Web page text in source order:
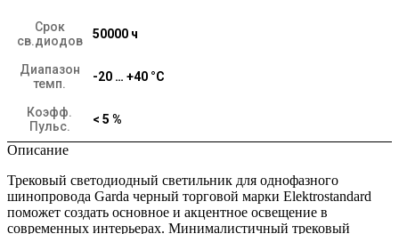
Срок
св.диодов
50000 ч
Диапазон
темп.
-20 … +40 °C
Коэфф.
Пульс.
< 5 %
Описание
Трековый светодиодный светильник для однофазного
шинопровода Garda черный торговой марки Elektrostandard
поможет создать основное и акцентное освещение в
современных интерьерах. Минималистичный трековый